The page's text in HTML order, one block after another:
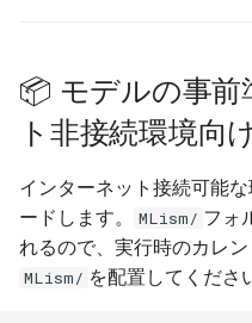
📦 モデルの事前
ト非接続環境向け
インターネット接続可能
ードします。
MLism/ フォ
れるので、実行時のカレ
MLism/ を配置してくださ